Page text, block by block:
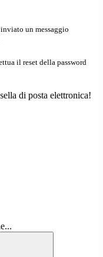
un messaggio
il reset della password
di posta elettronica!